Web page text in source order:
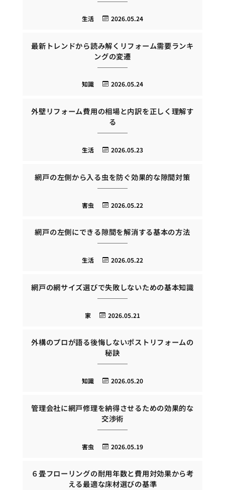
2026.05.24
生活
最新トレンドから読み解くリフォーム需要ランキ
ングの変遷
2026.05.24
知識
外壁リフォーム費用の相場と内訳を正しく理解す
る
2026.05.23
生活
網戸の左側から入る虫を防ぐ効果的な隙間対策
2026.05.22
害虫
網戸の左側にできる隙間を解消する基本の方法
2026.05.22
生活
網戸の網サイズ選びで失敗しないための基本知識
2026.05.21
家
外構のプロが語る後悔しないポストリフォームの
秘訣
2026.05.20
知識
管理会社に網戸修理を納得させるための効果的な
交渉術
2026.05.19
害虫
６畳フローリングの耐用年数と費用対効果から考
える最適な床材選びの基準